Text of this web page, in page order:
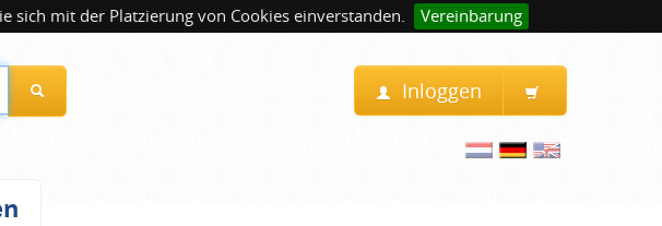
sich mit der Platzierung von Cookies einverstanden. Vereinbarung
Inloggen